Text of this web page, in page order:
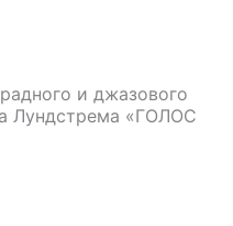
и джазового
Лундстрема «ГОЛОС